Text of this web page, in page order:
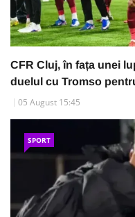
CFR Cluj, în fața unei
duelul cu Tromso
05 August 15:45
SPORT